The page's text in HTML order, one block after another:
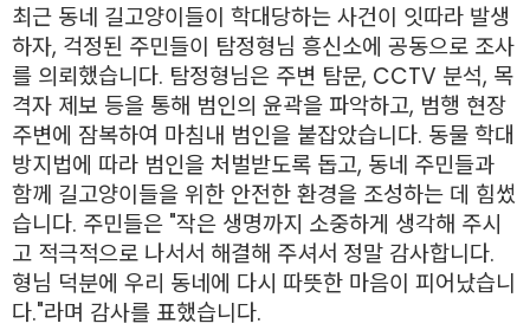
최근 동네 길고양이들이 학대당하는 사건이 잇따라 발생
하자, 걱정된 주민들이 탐정형님 흥신소에 공동으로 조사
를 의뢰했습니다. 탐정형님은 주변 탐문, CCTV 분석, 목
격자 제보 등을 통해 범인의 윤곽을 파악하고, 범행 현장
주변에 잠복하여 마침내 범인을 붙잡았습니다. 동물 학대
방지법에 따라 범인을 처벌받도록 돕고, 동네 주민들과
함께 길고양이들을 위한 안전한 환경을 조성하는 데 힘썼
습니다. 주민들은 "작은 생명까지 소중하게 생각해 주시
고 적극적으로 나서서 해결해 주셔서 정말 감사합니다.
형님 덕분에 우리 동네에 다시 따뜻한 마음이 피어났습니
다."라며 감사를 표했습니다.